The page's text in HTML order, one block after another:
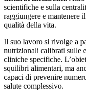
scientifiche e sulla
raggiungere e mantenere
qualità della vita.
Il suo lavoro si rivolge a
nutrizionali calibrati sulle
cliniche specifiche.
squilibri alimentari, ma
capaci di prevenire
salute complessivo.